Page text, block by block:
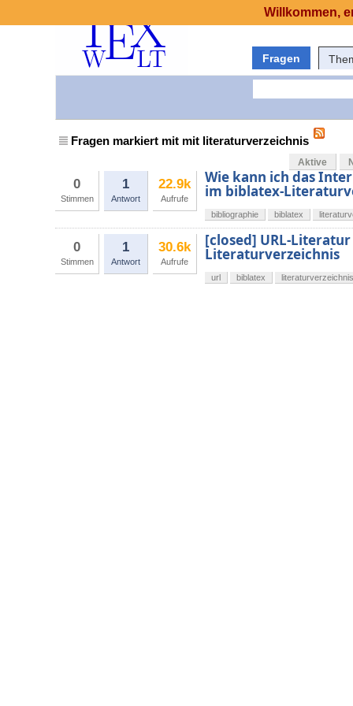
Fragen
Fragen markiert mit mit literaturverzeichnis
Aktive
0
Stimmen
1
Antwort
22.9k
Aufrufe
Wie kann ich das
im biblatex-
bibliographie biblatex
0
Stimmen
1
Antwort
30.6k
Aufrufe
[closed] URL-
Literaturverzeichnis
url biblatex literaturverzeichnis
Willkommen,